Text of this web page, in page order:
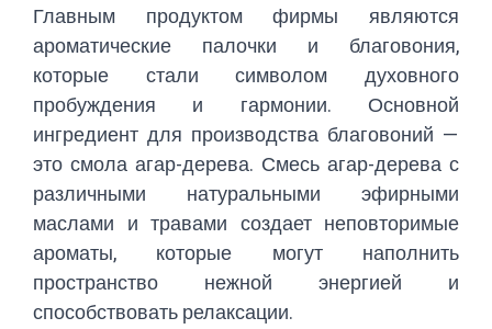
Главным продуктом фирмы являются
ароматические палочки и благовония,
которые стали символом духовного
пробуждения и гармонии. Основной
ингредиент для производства благовоний —
это смола агар-дерева. Смесь агар-дерева с
различными натуральными эфирными
маслами и травами создает неповторимые
ароматы, которые могут наполнить
пространство нежной энергией и
способствовать релаксации.